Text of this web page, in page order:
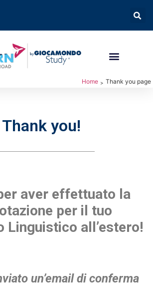
Home > Thank you page
Thank you!
aver effettuato la
per il tuo
Linguistico all’estero!
un’email di conferma